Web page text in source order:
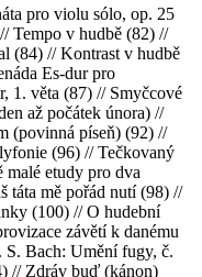
pro violu sólo, op. 25
Tempo v hudbě (82) //
(84) // Kontrast v hudbě
Es-dur pro
1. věta (87) // Smyčcové
až počátek února) //
(povinná píseň) (92) //
(96) // Tečkovaný
etudy pro dva
táta mě pořád nutí (98) //
(100) // O hudební
závětí k danému
S. Bach: Umění fugy, č.
// Zdráv buď (kánon)